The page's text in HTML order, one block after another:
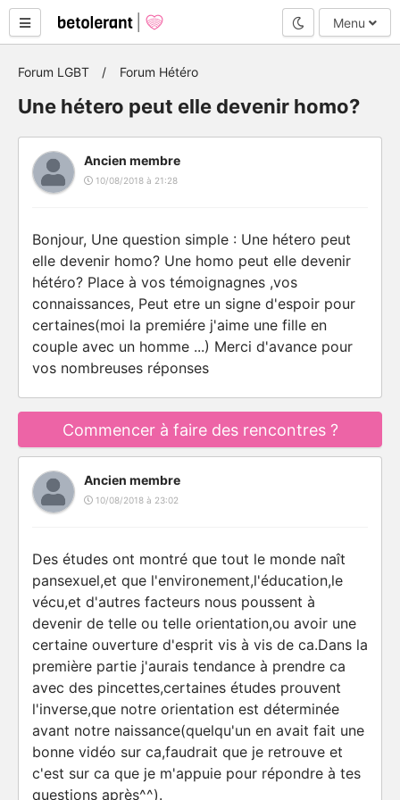
Mode nuit
Menu
Forum LGBT Forum Hétéro
Une hétero peut elle devenir homo?
Ancien membre
10/08/2018 à 21:28
Bonjour, Une question simple : Une hétero peut
elle devenir homo? Une homo peut elle devenir
hétéro? Place à vos témoignagnes ,vos
connaissances, Peut etre un signe d'espoir pour
certaines(moi la premiére j'aime une fille en
couple avec un homme ...) Merci d'avance pour
vos nombreuses réponses
Commencer à faire des rencontres ?
Ancien membre
10/08/2018 à 23:02
Des études ont montré que tout le monde naît
pansexuel,et que l'environement,l'éducation,le
vécu,et d'autres facteurs nous poussent à
devenir de telle ou telle orientation,ou avoir une
certaine ouverture d'esprit vis à vis de ca.Dans la
première partie j'aurais tendance à prendre ca
avec des pincettes,certaines études prouvent
l'inverse,que notre orientation est déterminée
avant notre naissance(quelqu'un en avait fait une
bonne vidéo sur ca,faudrait que je retrouve et
c'est sur ca que je m'appuie pour répondre à tes
questions après^^).